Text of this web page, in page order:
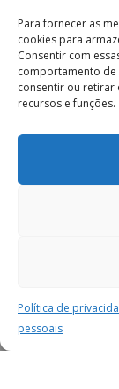
Para fornecer as
cookies para
Consentir com
comportamento de
consentir ou retirar
recursos e funções.
Política de
pessoais